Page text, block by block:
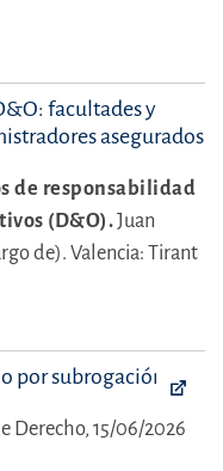
facultades y
asegurados
de responsabilidad
(D&O).Juan
de). Valencia: Tirant
por subrogación?
Derecho, 15/06/2026